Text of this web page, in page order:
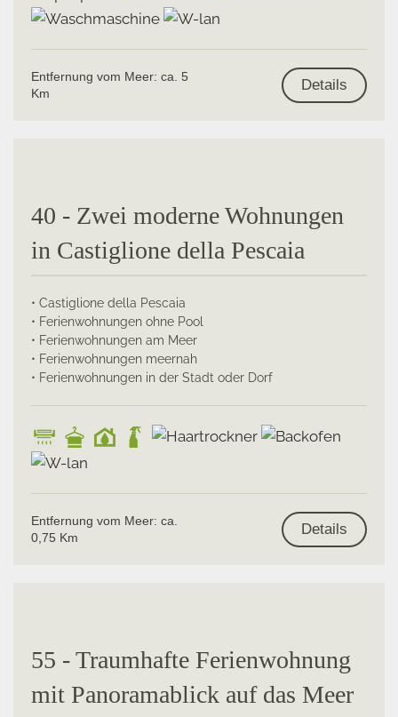
Entfernung vom Meer: ca. 5
Km
Details
40 - Zwei moderne Wohnungen
in Castiglione della Pescaia
• Castiglione della Pescaia
• Ferienwohnungen ohne Pool
• Ferienwohnungen am Meer
• Ferienwohnungen meernah
• Ferienwohnungen in der Stadt oder Dorf
Entfernung vom Meer: ca.
0,75 Km
Details
55 - Traumhafte Ferienwohnung
mit Panoramablick auf das Meer